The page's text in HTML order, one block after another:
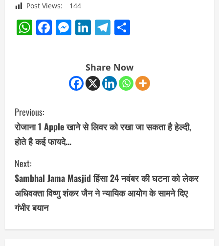
Post Views: 144
WhatsApp
Facebook
Messenger
LinkedIn
Telegram
Share Now
C
o
n
t
i
n
u
Previous:
रोजाना 1 Apple खाने से लिवर को रखा जा सकता है हेल्दी,
होते है कई फायदे…
Next:
Sambhal Jama Masjid हिंसा 24 नवंबर की घटना को लेकर
अधिवक्ता विष्णु शंकर जैन ने न्यायिक आयोग के सामने दिए
गंभीर बयान